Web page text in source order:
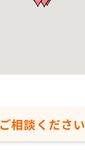
ご相談ください